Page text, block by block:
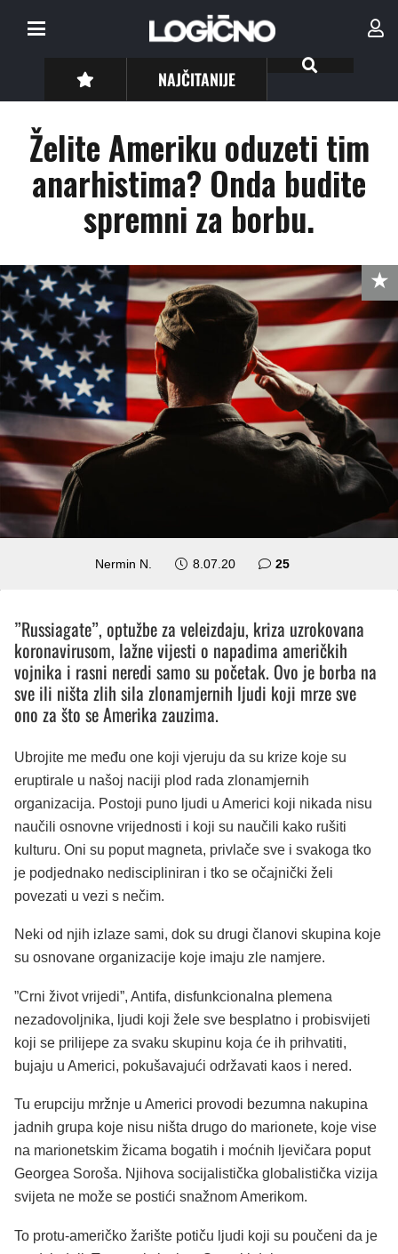
NAJČITANIJE
Želite Ameriku oduzeti tim
anarhistima? Onda budite
spremni za borbu.
Nermin N. 8.07.20 25komentara
”Russiagate”, optužbe za veleizdaju, kriza uzrokovana
koronavirusom, lažne vijesti o napadima američkih
vojnika i rasni neredi samo su početak. Ovo je borba na
sve ili ništa zlih sila zlonamjernih ljudi koji mrze sve
ono za što se Amerika zauzima.
Ubrojite me među one koji vjeruju da su krize koje su
eruptirale u našoj naciji plod rada zlonamjernih
organizacija. Postoji puno ljudi u Americi koji nikada nisu
naučili osnovne vrijednosti i koji su naučili kako rušiti
kulturu. Oni su poput magneta, privlače sve i svakoga tko
je podjednako nediscipliniran i tko se očajnički želi
povezati u vezi s nečim.
Neki od njih izlaze sami, dok su drugi članovi skupina koje
su osnovane organizacije koje imaju zle namjere.
”Crni život vrijedi”, Antifa, disfunkcionalna plemena
nezadovoljnika, ljudi koji žele sve besplatno i probisvijeti
koji se prilijepe za svaku skupinu koja će ih prihvatiti,
bujaju u Americi, pokušavajući održavati kaos i nered.
Tu erupciju mržnje u Americi provodi bezumna nakupina
jadnih grupa koje nisu ništa drugo do marionete, koje vise
na marionetskim žicama bogatih i moćnih ljevičara poput
Georgea Soroša. Njihova socijalistička globalistička vizija
svijeta ne može se postići snažnom Amerikom.
To protu-američko žarište potiču ljudi koji su poučeni da je